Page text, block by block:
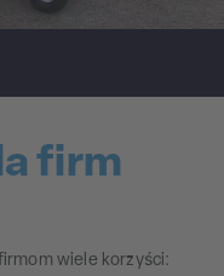
firm
wiele korzyści: